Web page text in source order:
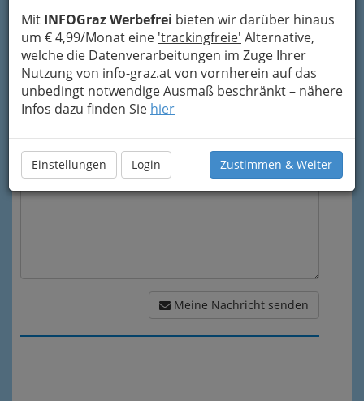
Mit INFOGraz Werbefrei bieten wir darüber hinaus
um € 4,99/Monat eine 'trackingfreie' Alternative,
welche die Datenverarbeitungen im Zuge Ihrer
Nutzung von info-graz.at von vornherein auf das
unbedingt notwendige Ausmaß beschränkt – nähere
Infos dazu finden Sie hier
Einstellungen Login Zustimmen & Weiter
Mein Betreff
Meine Nachricht
Meine Nachricht senden